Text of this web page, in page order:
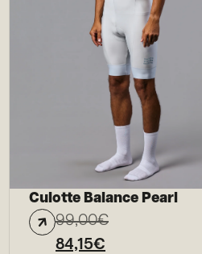
Culotte Balance Pearl
99,00€
84,15€